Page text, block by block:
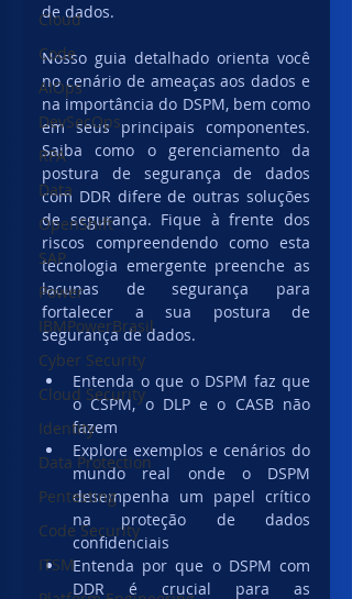
Cloud
Code
AIOps
DevSecOps
RPA
Data
OpenShift
SAP
Power
IBMPowerBrasil
Cyber Security
Cloud Security
Identity
Data Protection
Pentesting
Code Security
ITSM
de dados.
Nosso guia detalhado orienta você
no cenário de ameaças aos dados e
na importância do DSPM, bem como
em seus principais componentes.
Saiba como o gerenciamento da
postura de segurança de dados
com DDR difere de outras soluções
de segurança. Fique à frente dos
riscos compreendendo como esta
tecnologia emergente preenche as
lacunas de segurança para
fortalecer a sua postura de
segurança de dados.
Entenda o que o DSPM faz que
o CSPM, o DLP e o CASB não
fazem
Explore exemplos e cenários do
mundo real onde o DSPM
desempenha um papel crítico
na proteção de dados
confidenciais
Entenda por que o DSPM com
DDR é crucial para as